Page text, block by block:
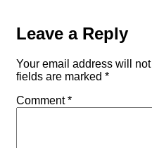
Leave a Reply
Your email address will
fields are marked *
Comment*